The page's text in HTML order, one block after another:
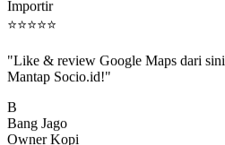
⭐⭐⭐⭐⭐
Mantap Socio.id!"
Bang Jago
Owner Kopi